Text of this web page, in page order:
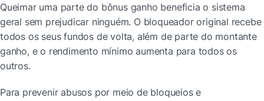
Queimar uma parte do bônus ganho beneficia o sistema
geral sem prejudicar ninguém. O bloqueador original recebe
todos os seus fundos de volta, além de parte do montante
ganho, e o rendimento mínimo aumenta para todos os
outros.
Para prevenir abusos por meio de bloqueios e